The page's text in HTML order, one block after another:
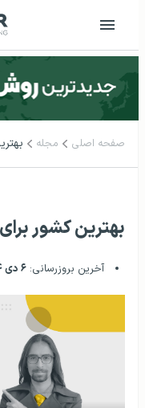
صفحه اصلی مجله
بهترین کشور
آخرین بروزرسانی: ۶ دی ۱۴۰۴